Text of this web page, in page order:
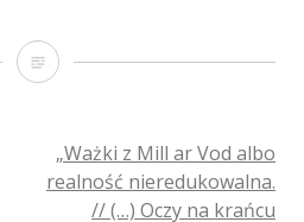
„Dlaczego
zwiastować
musi
„Ważki z Mill ar Vod albo
realność nieredukowalna.
// (…) Oczy na krańcu